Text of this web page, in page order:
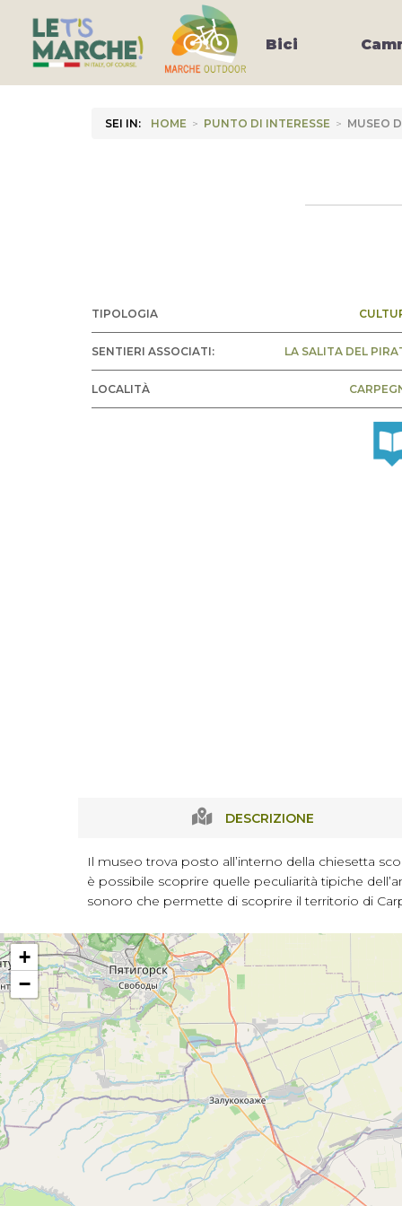
Bici
SEI IN: HOME > PUNTO DI INTERESSE > MUSEO
TIPOLOGIA
SENTIERI ASSOCIATI: LA SALITA DEL
LOCALITÀ
DESCRIZIONE
Il museo trova posto all’interno della chiesetta
è possibile scoprire quelle peculiarità tipiche
sonoro che permette di scoprire il territorio di
+
−